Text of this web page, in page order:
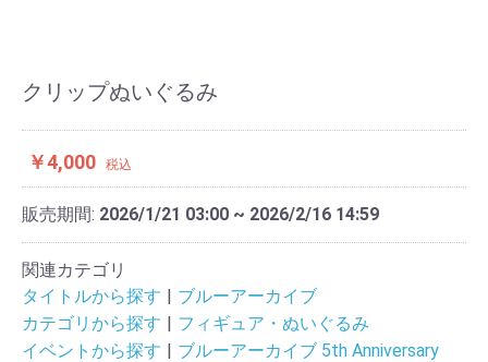
クリップぬいぐるみ
￥4,000 税込
販売期間: 2026/1/21 03:00 ~ 2026/2/16 14:59
関連カテゴリ
タイトルから探す
ブルーアーカイブ
カテゴリから探す
フィギュア・ぬいぐるみ
イベントから探す
ブルーアーカイブ 5th Anniversary